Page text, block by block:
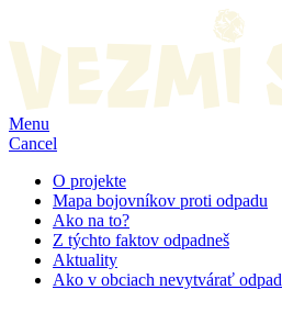
Menu
Cancel
O projekte
Mapa bojovníkov proti odpadu
Ako na to?
Z týchto faktov odpadneš
Aktuality
Ako v obciach nevytvárať odpad